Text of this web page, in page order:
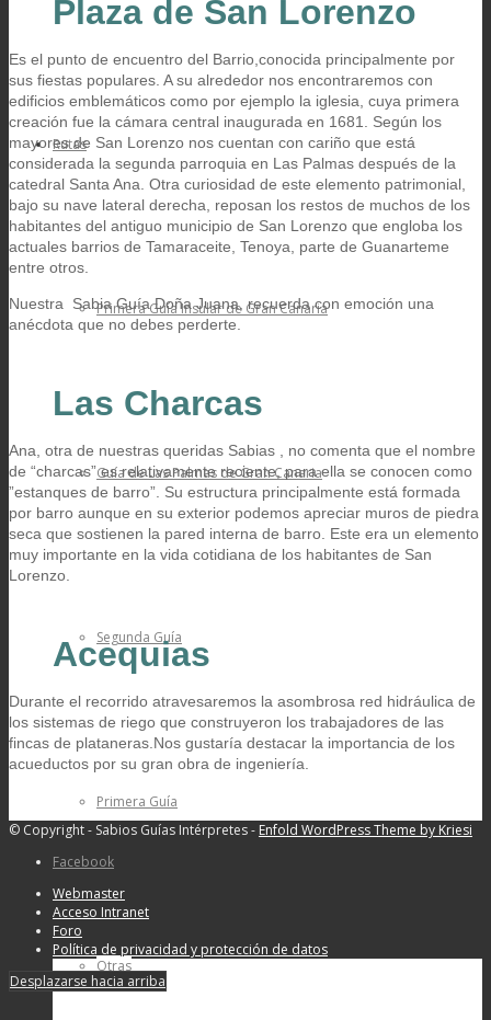
Rutas
Primera Guía Insular de Gran Canaria
Guía de Las Palmas de Gran Canaria
Segunda Guía
Primera Guía
Otras
Plaza de San Lorenzo
Es el punto de encuentro del Barrio,conocida principalmente por
sus fiestas populares. A su alrededor nos encontraremos con
edificios emblemáticos como por ejemplo la iglesia, cuya primera
creación fue la cámara central inaugurada en 1681. Según los
mayores de San Lorenzo nos cuentan con cariño que está
considerada la segunda parroquia en Las Palmas después de la
catedral Santa Ana. Otra curiosidad de este elemento patrimonial,
bajo su nave lateral derecha, reposan los restos de muchos de los
habitantes del antiguo municipio de San Lorenzo que engloba los
actuales barrios de Tamaraceite, Tenoya, parte de Guanarteme
entre otros.
Nuestra
Sabia Guía Doña Juana, recuerda con emoción una
anécdota que no debes perderte.
Las Charcas
Ana, otra de nuestras queridas Sabias , no comenta que el nombre
de “charcas” es relativamente reciente, para ella se conocen como
”estanques de barro”. Su estructura principalmente está formada
por barro aunque en su exterior podemos apreciar muros de piedra
seca que sostienen la pared interna de barro. Este era un elemento
muy importante en la vida cotidiana de los habitantes de San
Lorenzo.
Acequias
Durante el recorrido atravesaremos la asombrosa red hidráulica de
los sistemas de riego que construyeron los trabajadores de las
fincas de plataneras.Nos gustaría destacar la importancia de los
acueductos por su gran obra de ingeniería.
© Copyright - Sabios Guías Intérpretes - Enfold WordPress Theme by Kriesi
Facebook
Webmaster
Acceso Intranet
Foro
Política de privacidad y protección de datos
Desplazarse hacia arriba